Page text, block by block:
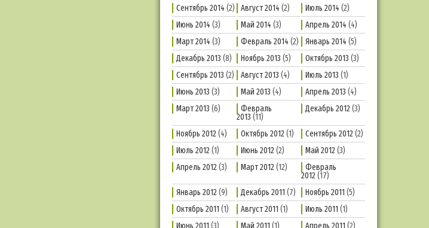
Сентябрь 2014 (2) Август 2014 (2) Июль 2014 (2)
Июнь 2014 (3) Май 2014 (3) Апрель 2014 (4)
Март 2014 (3) Февраль 2014 (2) Январь 2014 (5)
Декабрь 2013 (8) Ноябрь 2013 (5) Октябрь 2013 (3)
Сентябрь 2013 (2) Август 2013 (4) Июль 2013 (1)
Июнь 2013 (3) Май 2013 (4) Апрель 2013 (4)
Март 2013 (6)
Февраль
2013 (11)
Декабрь 2012(3)
Ноябрь 2012(4) Октябрь 2012(1) Сентябрь 2012(2)
Июль 2012(1) Июнь 2012(2) Май 2012(3)
Апрель 2012(3) Март 2012(12)
Февраль
2012(17)
Январь 2012(9) Декабрь 2011 (7) Ноябрь 2011 (5)
Октябрь 2011 (1) Август 2011 (1) Июль 2011 (1)
Июнь 2011 (3) Май 2011 (1) Апрель 2011 (2)